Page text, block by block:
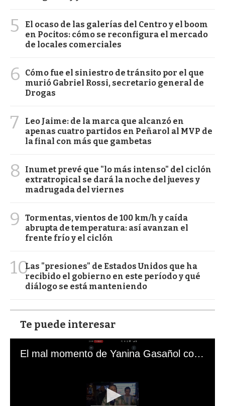
5
El ocaso de las galerías del Centro y el boom
en Pocitos: cómo se reconfigura el mercado
de locales comerciales
6
Cómo fue el siniestro de tránsito por el que
murió Gabriel Rossi, secretario general de
Drogas
7
Leo Jaime: de la marca que alcanzó en
apenas cuatro partidos en Peñarol al MVP de
la final con más que gambetas
8
Inumet prevé que "lo más intenso" del ciclón
extratropical se dará la noche del jueves y
madrugada del viernes
9
Tormentas, vientos de 100 km/h y caída
abrupta de temperatura: así avanzan el
frente frío y el ciclón
10Las "presiones" de Estados Unidos que ha
recibido el gobierno en este período y qué
diálogo se está manteniendo
Te puede interesar
El mal momento de Yanina Gasañol con un hincha argentino en "Subrayado"